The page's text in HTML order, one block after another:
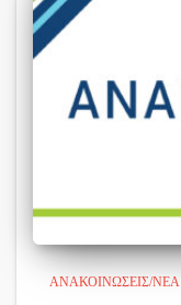
ΑΝΑΚΟΙΝΏΣΕΙΣ/ΝΈΑ